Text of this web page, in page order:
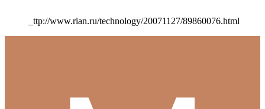
_ttp://www.rian.ru/technology/20071127/89860076.html